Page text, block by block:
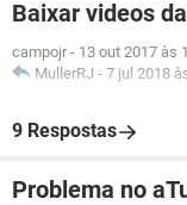
Baixar videos
campojr - 13 out 2017 às
MullerRJ - 7 jul 2018
9 Respostas
Problema no